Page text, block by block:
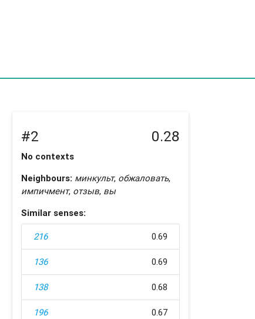
#2 0.28
No contexts
Neighbours: минкульт, обжаловать,
импичмент, отзыв, вы
Similar senses:
216 0.69
136 0.69
138 0.68
196 0.67